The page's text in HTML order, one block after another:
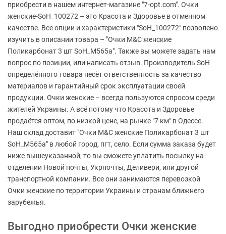
приобрести в нашем интернет-магазине "7-opt.com". Очки
женские-SoH_100272 – это Красота и Здоровье в отменном
качестве. Все опции и характеристики "SoH_100272" позволено
изучить в описании товара – "Очки M&C женские
Поликарбонат 3 шт SoH_M565a". Также вы можете задать нам
вопрос по позиции, или написать отзыв. Производитель SoH
определённого товара несёт ответственность за качество
материалов и гарантийный срок эксплуатации своей
продукции. Очки женские – всегда пользуются спросом среди
жителей Украины. А всё потому что Красота и Здоровье
продаётся оптом, по низкой цене, на рынке "7 км" в Одессе.
Наш склад доставит "Очки M&C женские Поликарбонат 3 шт
SoH_M565a" в любой город, пгт, село. Если сумма заказа будет
ниже вышеуказанной, то вы сможете уплатить посылку на
отделении Новой почты, Укрпочты, Деливери, или другой
транспортной компании. Все они занимаются перевозкой
Очки женские по территории Украины и странам ближнего
зарубежья.
Выгодно приобрести Очки женские